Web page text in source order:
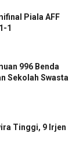
Piala AFF
1
996 Benda
Sekolah Swasta
Tinggi, 9 Irjen